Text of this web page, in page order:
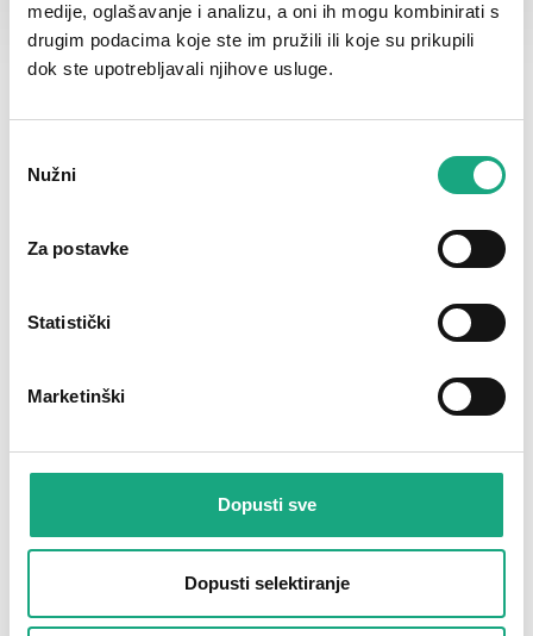
medije, oglašavanje i analizu, a oni ih mogu kombinirati s
drugim podacima koje ste im pružili ili koje su prikupili
dok ste upotrebljavali njihove usluge.
pristanka
Nužni
Za postavke
Statistički
Marketinški
Dopusti sve
Dopusti selektiranje
Naši proizvodi pružaju visoku pouzdanost i sigurnost,
prilagodljive su različitim uvjetima primjene i dizajnirani su s
ciljem osiguravanja dugoročne učinkovitosti u električnim
N05VV-R
PVC instalacijski vod 300/500
PVC jednožilni vod 450/750 V